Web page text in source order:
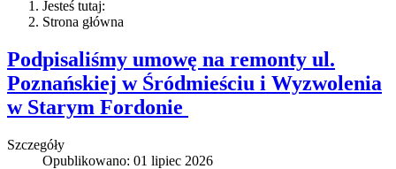
Jesteś tutaj:
Strona główna
Podpisaliśmy umowę na remonty ul.
Poznańskiej w Śródmieściu i Wyzwolenia
w Starym Fordonie
Szczegóły
Opublikowano: 01 lipiec 2026